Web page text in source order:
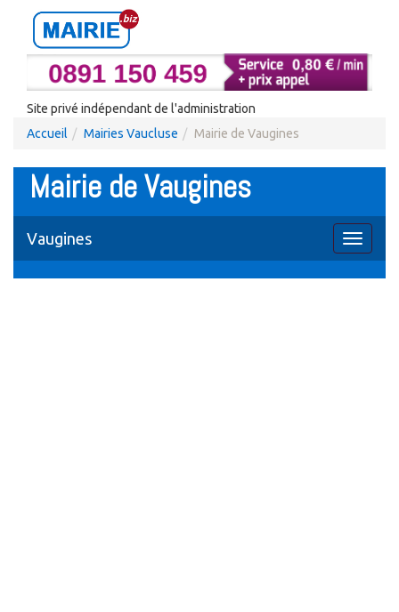
Site privé indépendant de l'administration
Accueil
Mairies Vaucluse Mairie de Vaugines
Mairie de Vaugines
Toggle
Vaugines